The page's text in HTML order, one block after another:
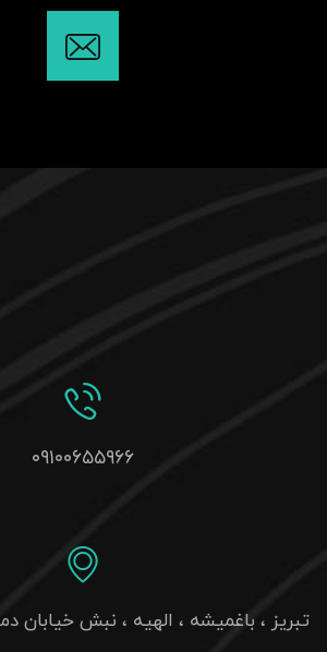
۰۹۱۰۰۶۵۵۹۶۶
تبریز ، باغمیشه ، الهیه ، نبش خیابان